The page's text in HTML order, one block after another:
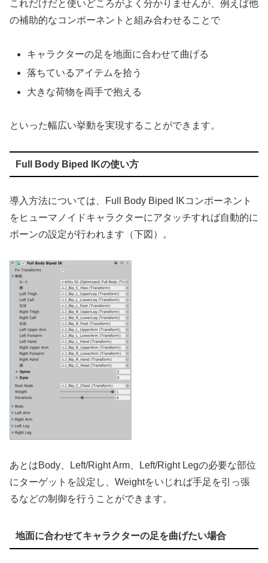
これだけだと使いどころがよく分かりませんが、例えば他
の補助的なコンポーネントと組み合わせることで
キャラクターの足を地面に合わせて曲げる
落ちているアイテムを拾う
大きな荷物を両手で抱える
といった幅広い挙動を実現することができます。
Full Body Biped IKの使い方
導入方法については、Full Body Biped IKコンポーネント
をヒューマノイドキャラクターにアタッチすれば自動的に
ボーンの設定が行われます（下図）。
あとはBody、Left/Right Arm、Left/Right Legの必要な部位
にターゲットを設定し、Weightをいじれば手足を引っ張
るなどの制御を行うことができます。
地面に合わせてキャラクターの足を曲げたい場合